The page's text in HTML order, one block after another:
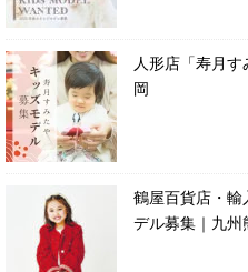
人形店「寿月
岡
鶴屋百貨店・輸
デル募集｜九州